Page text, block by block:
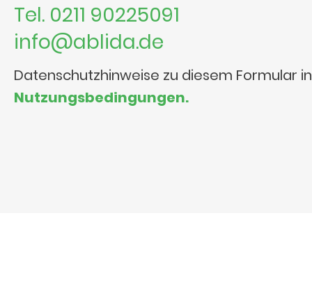
Tel. 0211 90225091
info@ablida.de
Datenschutzhinweise zu diesem Formular
Nutzungsbedingungen.